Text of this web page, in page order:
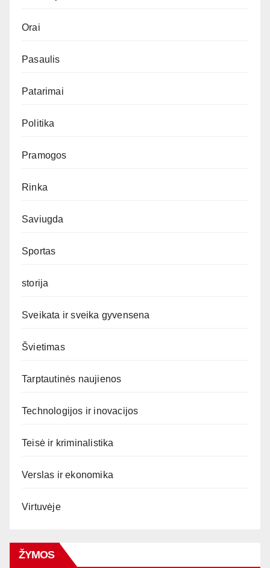
Orai
Pasaulis
Patarimai
Politika
Pramogos
Rinka
Saviugda
Sportas
storija
Sveikata ir sveika gyvensena
Švietimas
Tarptautinės naujienos
Technologijos ir inovacijos
Teisė ir kriminalistika
Verslas ir ekonomika
Virtuvėje
ŽYMOS